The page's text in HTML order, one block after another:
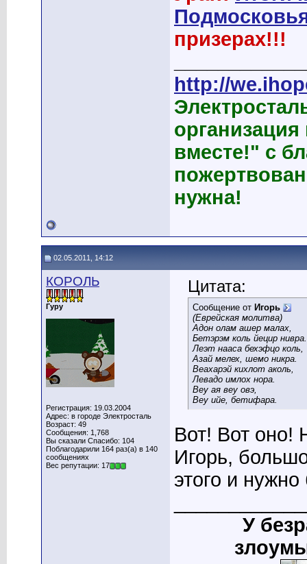
призерах!!!
http://
вместе!" с
нужна!
02.05.2011, 14:12
КОРОЛЬ
Гуру
Регистрация: 19.03.2004
Адрес: в городе Электросталь
Возраст: 49
Сообщения: 1,768
Вы сказали Спасибо: 104
Поблагодарили 164 раз(а) в 140
сообщениях
Вес репутации: 17
Цитата:
Сообщение от Игорь
(Еврейская молитва)
Адон олам ашер малах,
Бетэрэм коль йецир нивра.
Леэт нааса бехэфцо коль,
Азай мелех, шемо никра.
Веахарэй кихлот аколь,
Левадо имлох нора.
Веу ая веу овэ,
Веу ийе, бетифара.
Вот! Вот оно!
Игорь,
этого и
У